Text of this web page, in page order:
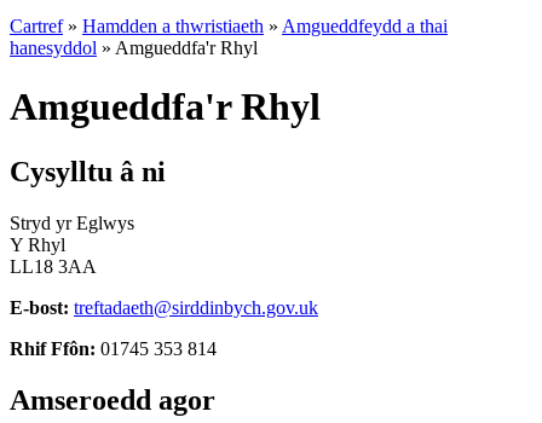
Cartref» Hamdden a thwristiaeth » Amgueddfeydd a thai
hanesyddol » Amgueddfa'r Rhyl
Amgueddfa'r Rhyl
Cysylltu â ni
Stryd yr Eglwys
Y Rhyl
LL18 3AA
E-bost: treftadaeth@sirddinbych.gov.uk
Rhif Ffôn: 01745 353 814
Amseroedd agor